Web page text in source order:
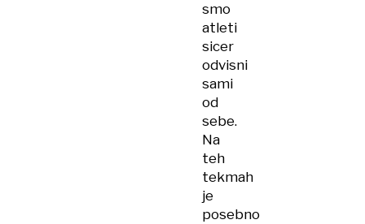
smo
atleti
sicer
odvisni
sami
od
sebe.
Na
teh
tekmah
je
posebno